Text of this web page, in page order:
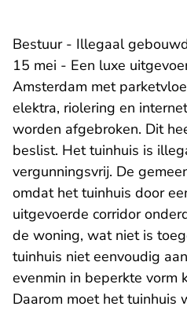
Bestuur - Illegaal
15 mei - Een luxe
Amsterdam met
elektra, riolering en
worden afgebroken. Dit
beslist. Het tuinhuis is
vergunningsvrij. De
omdat het tuinhuis door
uitgevoerde corridor
de woning, wat niet is
tuinhuis niet eenvoudig
evenmin in beperkte vorm
Daarom moet het tuinhuis